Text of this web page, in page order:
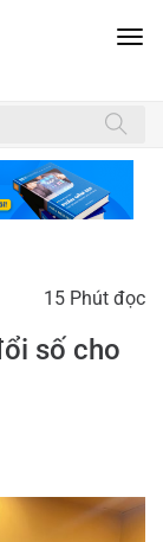
15 Phút đọc
số cho